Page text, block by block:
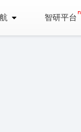
智研平台